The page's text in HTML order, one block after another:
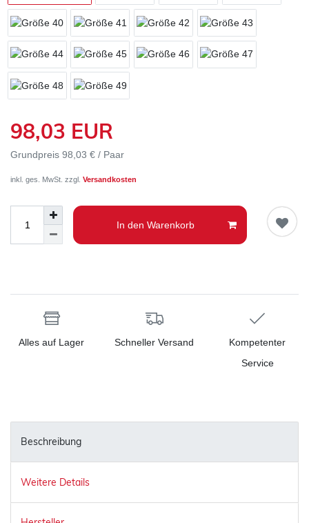
98,03 EUR
Grundpreis 98,03 € / Paar
inkl. ges. MwSt. zzgl. Versandkosten
In den Warenkorb
Alles auf Lager Schneller Versand
Kompetenter
Service
Beschreibung
Weitere Details